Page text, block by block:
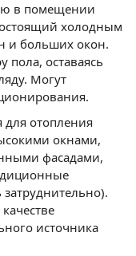
в помещении
холодным
и больших окон.
пола, оставаясь
Могут
для отопления
окнами,
фасадами,
источника